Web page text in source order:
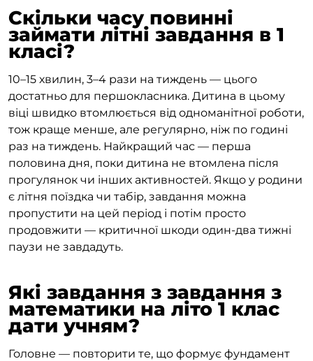
Скільки часу повинні
займати літні завдання в 1
класі?
10–15 хвилин, 3–4 рази на тиждень — цього
достатньо для першокласника. Дитина в цьому
віці швидко втомлюється від одноманітної роботи,
тож краще менше, але регулярно, ніж по годині
раз на тиждень. Найкращий час — перша
половина дня, поки дитина не втомлена після
прогулянок чи інших активностей. Якщо у родини
є літня поїздка чи табір, завдання можна
пропустити на цей період і потім просто
продовжити — критичної шкоди один-два тижні
паузи не завдадуть.
Які завдання з завдання з
математики на літо 1 клас
дати учням?
Головне — повторити те, що формує фундамент